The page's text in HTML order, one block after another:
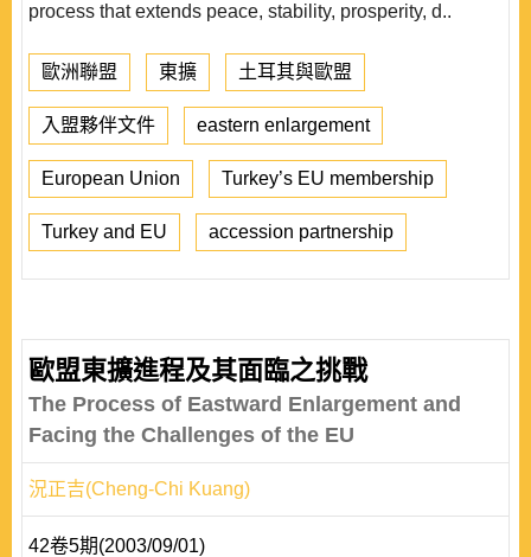
process that extends peace, stability, prosperity, d..
歐洲聯盟 東擴 土耳其與歐盟
入盟夥伴文件 eastern enlargement
European Union Turkey’s EU membership
Turkey and EU accession partnership
歐盟東擴進程及其面臨之挑戰
The Process of Eastward Enlargement and
Facing the Challenges of the EU
況正吉(Cheng-Chi Kuang)
42卷5期(2003/09/01)